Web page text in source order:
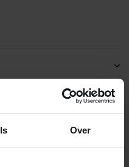
Over